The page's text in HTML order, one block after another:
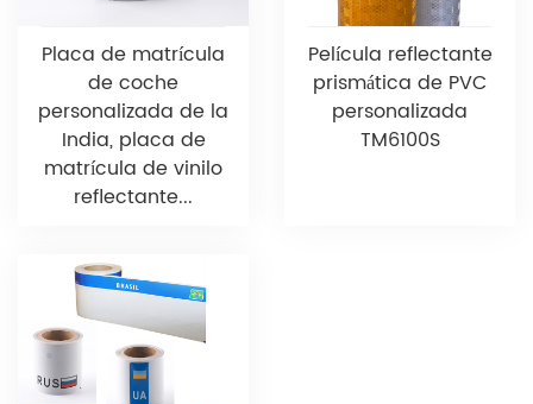
Placa de matrícula
de coche
personalizada de la
India, placa de
matrícula de vinilo
reflectante...
Película reflectante
prismática de PVC
personalizada
TM6100S